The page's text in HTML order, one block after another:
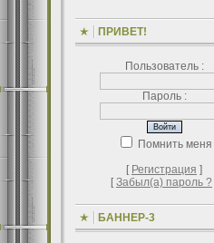
ПРИВЕТ!
Пользователь :
Пароль :
Помнить меня
[ Регистрация ]
[Забыл(а) пароль ?
БАННЕР-3